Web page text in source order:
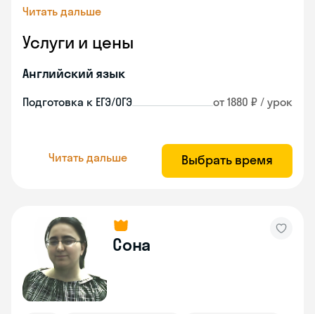
Читать дальше
Услуги и цены
Английский язык
Подготовка к ЕГЭ/ОГЭ от 1880 ₽ / урок
Читать дальше Выбрать время
Сона